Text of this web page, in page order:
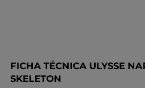
FICHA TÉCNICA ULYSSE
SKELETON